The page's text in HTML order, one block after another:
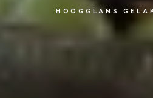
HOOGGLANS